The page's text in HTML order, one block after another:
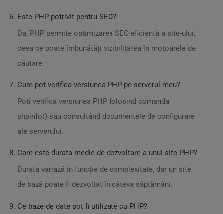
Este PHP potrivit pentru SEO?
Da, PHP permite optimizarea SEO eficientă a site-ului,
ceea ce poate îmbunătăți vizibilitatea în motoarele de
căutare.
Cum pot verifica versiunea PHP pe serverul meu?
Poti verifica versiunea PHP folosind comanda
phpinfo() sau consultând documentele de configurare
ale serverului.
Care este durata medie de dezvoltare a unui site PHP?
Durata variază în funcție de complexitate, dar un site
de bază poate fi dezvoltat în câteva săptămâni.
Ce baze de date pot fi utilizate cu PHP?